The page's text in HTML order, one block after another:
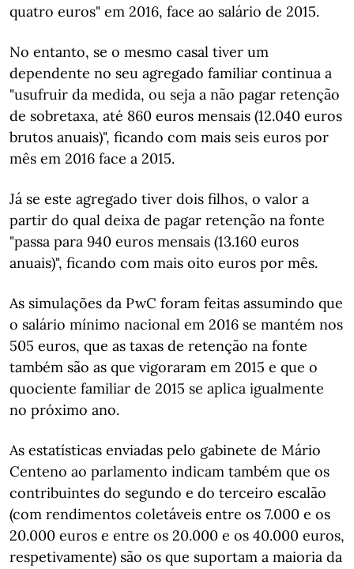
quatro euros" em 2016, face ao salário de 2015.
No entanto, se o mesmo casal tiver um
dependente no seu agregado familiar continua a
"usufruir da medida, ou seja a não pagar retenção
de sobretaxa, até 860 euros mensais (12.040 euros
brutos anuais)", ficando com mais seis euros por
mês em 2016 face a 2015.
Já se este agregado tiver dois filhos, o valor a
partir do qual deixa de pagar retenção na fonte
"passa para 940 euros mensais (13.160 euros
anuais)", ficando com mais oito euros por mês.
As simulações da PwC foram feitas assumindo que
o salário mínimo nacional em 2016 se mantém nos
505 euros, que as taxas de retenção na fonte
também são as que vigoraram em 2015 e que o
quociente familiar de 2015 se aplica igualmente
no próximo ano.
As estatísticas enviadas pelo gabinete de Mário
Centeno ao parlamento indicam também que os
contribuintes do segundo e do terceiro escalão
(com rendimentos coletáveis entre os 7.000 e os
20.000 euros e entre os 20.000 e os 40.000 euros,
respetivamente) são os que suportam a maioria da